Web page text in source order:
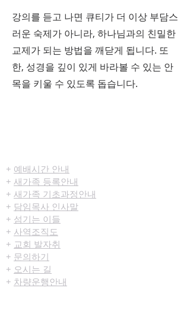
강의를 듣고 나면 큐티가 더 이상 부담스
러운 숙제가 아니라, 하나님과의 친밀한
교제가 되는 방법을 깨닫게 됩니다. 또
한, 성경을 깊이 있게 바라볼 수 있는 안
목을 키울 수 있도록 돕습니다.
+ 예배시간 안내
+ 새가족 등록안내
+ 새가족 기초과정안내
+ 담임목사 인사말
+ 섬기는 이들
+ 사역조직도
+ 교회 발자취
+ 문의하기
+ 오시는 길
+ 차량운행안내